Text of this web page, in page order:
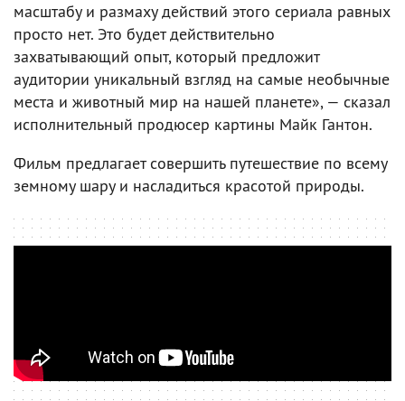
масштабу и размаху действий этого сериала равных
просто нет. Это будет действительно
захватывающий опыт, который предложит
аудитории уникальный взгляд на самые необычные
места и животный мир на нашей планете», — сказал
исполнительный продюсер картины Майк Гантон.
Фильм предлагает совершить путешествие по всему
земному шару и насладиться красотой природы.